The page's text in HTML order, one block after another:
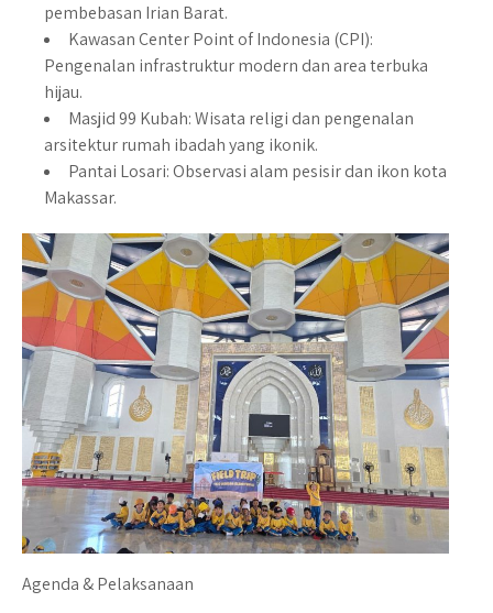
pembebasan Irian Barat.
Kawasan Center Point of Indonesia (CPI):
Pengenalan infrastruktur modern dan area terbuka
hijau.
Masjid 99 Kubah: Wisata religi dan pengenalan
arsitektur rumah ibadah yang ikonik.
Pantai Losari: Observasi alam pesisir dan ikon kota
Makassar.
Agenda & Pelaksanaan